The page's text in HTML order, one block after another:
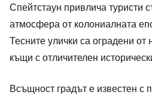
Спейтстаун привлича туристи
атмосфера от колониалната
Тесните улички са оградени от
къщи с отличителен
Всъщност градът е известен с